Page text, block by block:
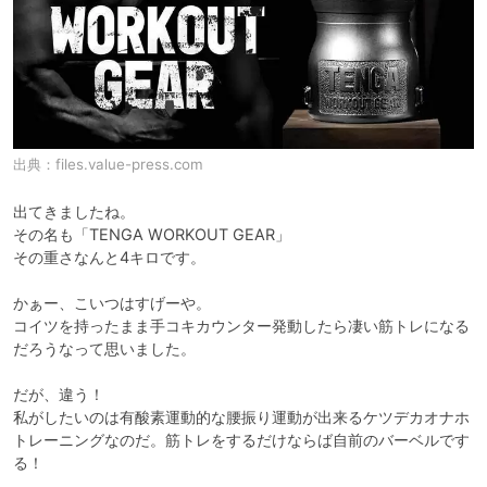
出典： files.value-press.com
出てきましたね。
その名も「TENGA WORKOUT GEAR」
その重さなんと4キロです。
かぁー、こいつはすげーや。
コイツを持ったまま手コキカウンター発動したら凄い筋トレになる
だろうなって思いました。
だが、違う！
私がしたいのは有酸素運動的な腰振り運動が出来るケツデカオナホ
トレーニングなのだ。筋トレをするだけならば自前のバーベルです
る！